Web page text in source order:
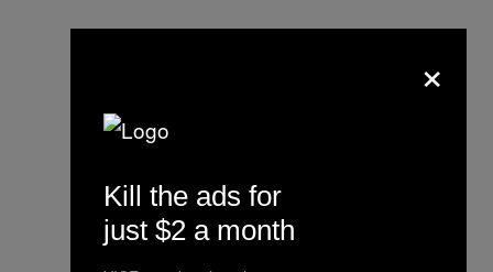
×
Kill the ads for
just $2 a month